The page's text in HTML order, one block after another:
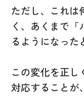
ただし、これは
く、あくまで
るようになった
この変化を正
対応することが